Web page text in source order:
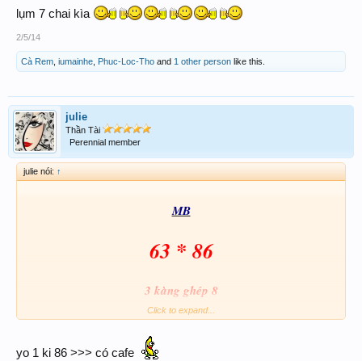
lụm 7 chai kìa
2/5/14
Cà Rem iumainhe Phuc-Loc-Tho and 1 other person like this.
julie
Thần Tài
Perennial member
julie nói: ↑
MB
63 * 86
3 kàng ghép 8
GoodLuck
Click to expand...
yo 1 ki 86 >>> có cafe